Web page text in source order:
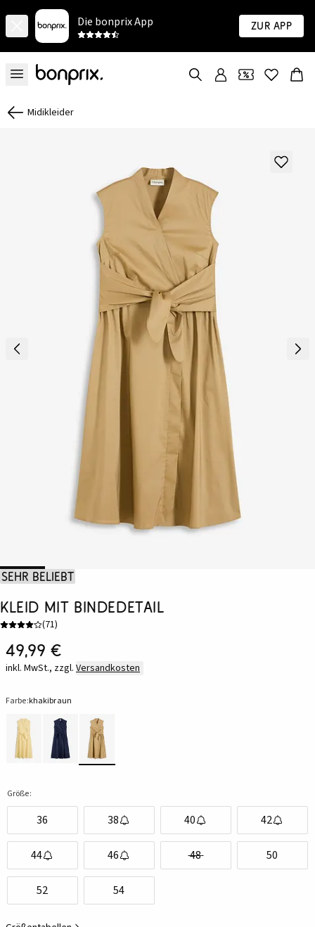
Die bonprix App Zur App
Midikleider
Sehr beliebt
Kleid mit Bindedetail
(71)
49,99 €
inkl. MwSt., zzgl. Versandkosten
Farbe:khakibraun
Größe:
36 38 40 42
44 46 48 50
52 54